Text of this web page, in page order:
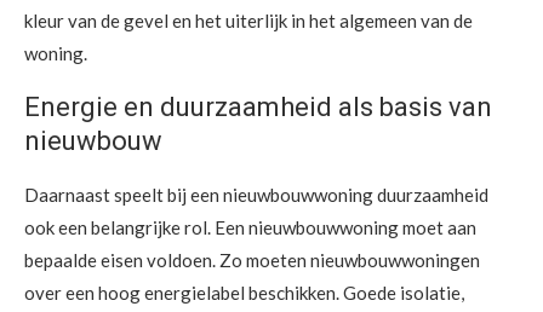
kleur van de gevel en het uiterlijk in het algemeen van de
woning.
Energie en duurzaamheid als basis van
nieuwbouw
Daarnaast speelt bij een nieuwbouwwoning duurzaamheid
ook een belangrijke rol. Een nieuwbouwwoning moet aan
bepaalde eisen voldoen. Zo moeten nieuwbouwwoningen
over een hoog energielabel beschikken. Goede isolatie,